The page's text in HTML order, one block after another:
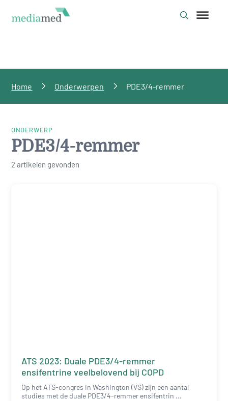
Home Onderwerpen PDE3/4-remmer
ONDERWERP
PDE3/4-remmer
2 artikelen gevonden
ATS 2023: Duale PDE3/4-remmer
ensifentrine veelbelovend bij COPD
Op het ATS-congres in Washington (VS) zijn een aantal
studies met de duale PDE3/4-remmer ensifentrin ...